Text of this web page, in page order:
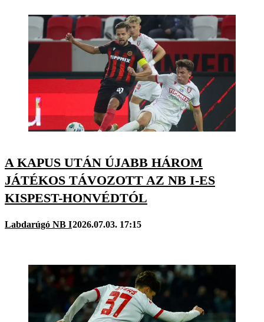
A KAPUS UTÁN ÚJABB HÁROM
JÁTÉKOS TÁVOZOTT AZ NB I-ES
KISPEST-HONVÉDTÓL
Labdarúgó NB I2026.07.03. 17:15